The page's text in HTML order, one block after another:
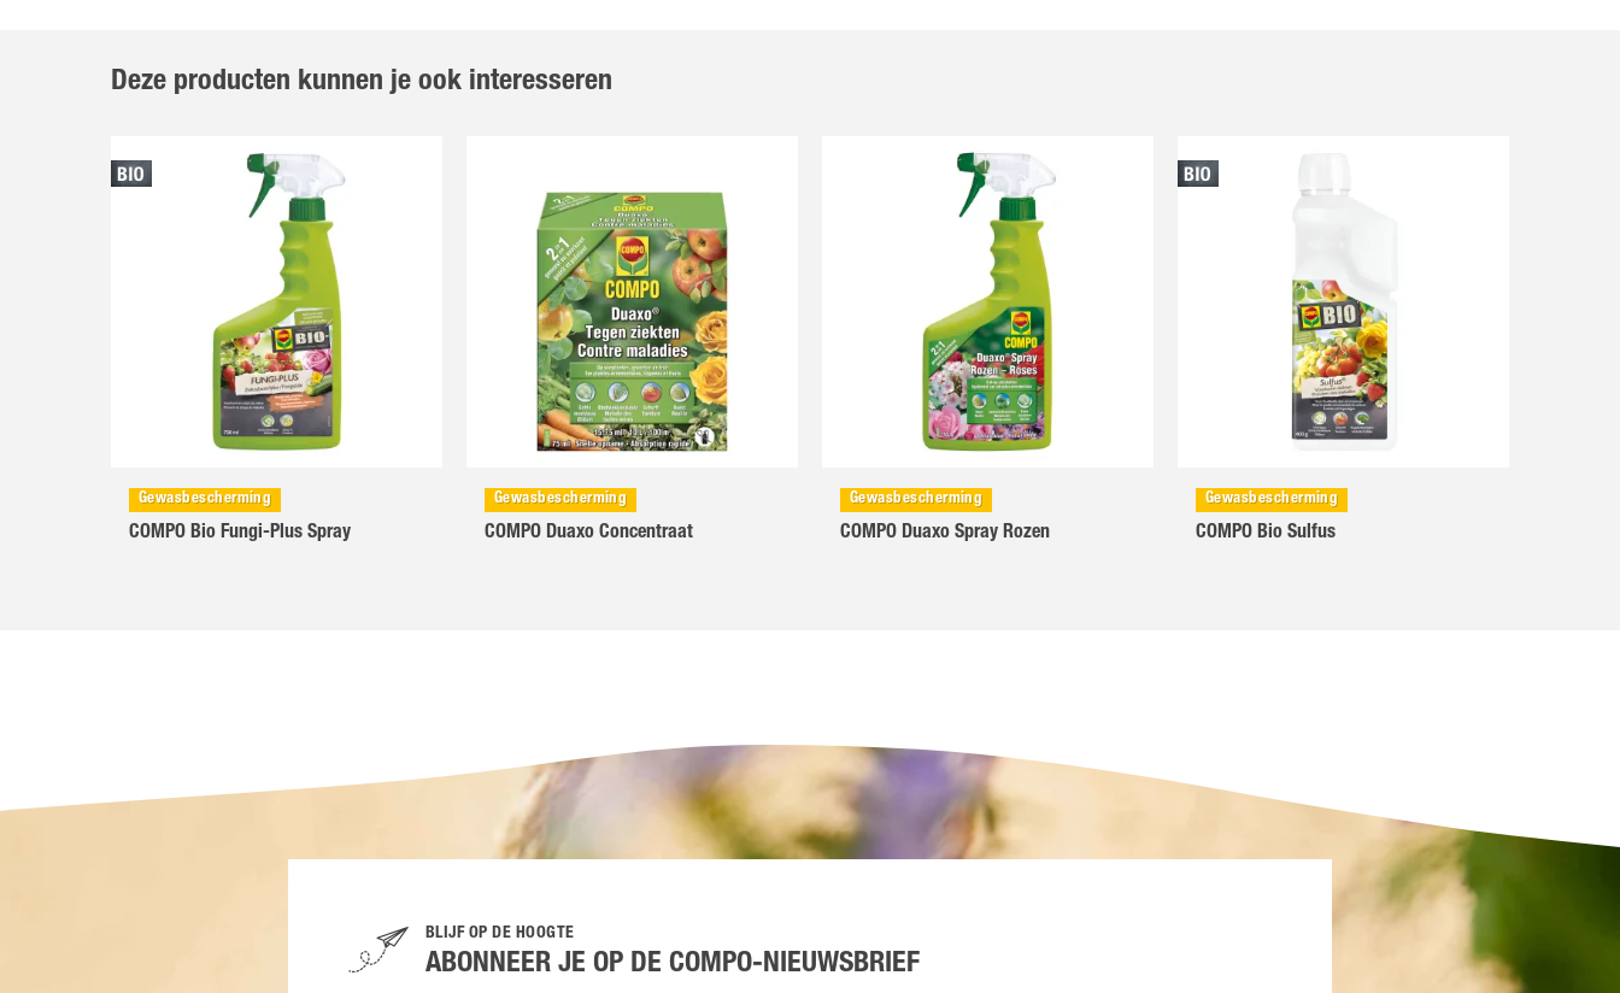
Deze producten kunnen je ook interesseren
Gewasbescherming
COMPO Bio Fungi-Plus Spray
Gewasbescherming
COMPO Duaxo Concentraat
Gewasbescherming
COMPO Duaxo Spray Rozen
Gewasbescherming
COMPO Bio Sulfus
BLIJF OP DE HOOGTE
ABONNEER JE OP DE COMPO-NIEUWSBRIEF